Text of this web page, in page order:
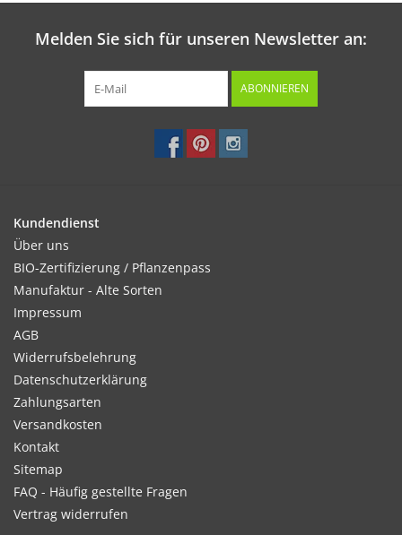
Melden Sie sich für unseren Newsletter an:
ABONNIEREN
Kundendienst
Über uns
BIO-Zertifizierung / Pflanzenpass
Manufaktur - Alte Sorten
Impressum
AGB
Widerrufsbelehrung
Datenschutzerklärung
Zahlungsarten
Versandkosten
Kontakt
Sitemap
FAQ - Häufig gestellte Fragen
Vertrag widerrufen